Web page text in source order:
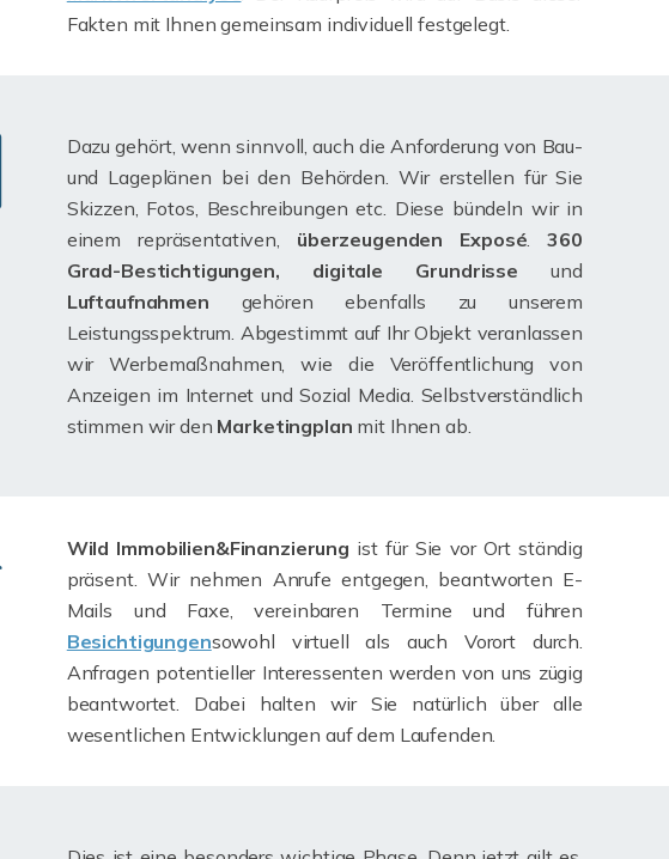
Fakten mit Ihnen gemeinsam individuell festgelegt.
Dazu gehört, wenn sinnvoll, auch die Anforderung von Bau-
und Lageplänen bei den Behörden. Wir erstellen für Sie
Skizzen, Fotos, Beschreibungen etc. Diese bündeln wir in
einem repräsentativen, überzeugenden Exposé.360
Grad-Bestichtigungen, digitale Grundrisse und
Luftaufnahmen gehören ebenfalls zu unserem
Leistungsspektrum. Abgestimmt auf Ihr Objekt veranlassen
wir Werbemaßnahmen, wie die Veröffentlichung von
Anzeigen im Internet und Sozial Media. Selbstverständlich
stimmen wir den Marketingplan mit Ihnen ab.
Wild Immobilien&Finanzierung ist für Sie vor Ort ständig
präsent. Wir nehmen Anrufe entgegen, beantworten E-
Mails und Faxe, vereinbaren Termine und führen
Besichtigungensowohl virtuell als auch Vorort durch.
Anfragen potentieller Interessenten werden von uns zügig
beantwortet. Dabei halten wir Sie natürlich über alle
wesentlichen Entwicklungen auf dem Laufenden.